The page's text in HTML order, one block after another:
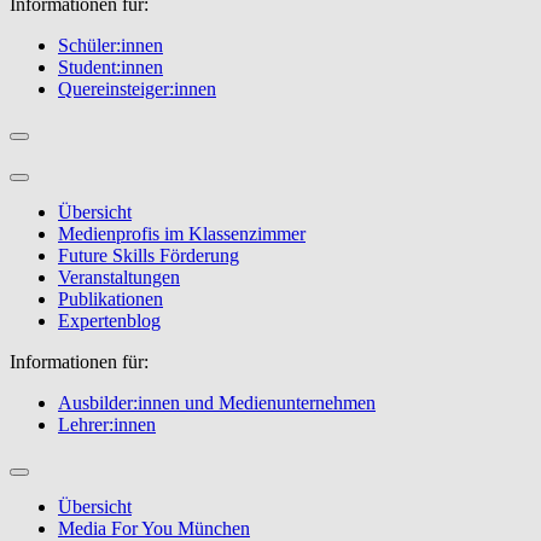
Informationen für:
Schüler:innen
Student:innen
Quereinsteiger:innen
Übersicht
Medienprofis im Klassenzimmer
Future Skills Förderung
Veranstaltungen
Publikationen
Expertenblog
Informationen für:
Ausbilder:innen und Medienunternehmen
Lehrer:innen
Übersicht
Media For You München